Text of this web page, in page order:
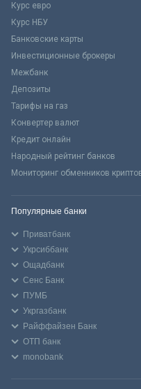
Курс евро
Курс НБУ
Банковские карты
Инвестиционные брокеры
Межбанк
Депозиты
Тарифы на газ
Конвертер валют
Кредит онлайн
Народный рейтинг банков
Мониторинг обменников
Популярные банки
Приватбанк
Укрсиббанк
Ощадбанк
Сенс Банк
ПУМБ
Укргазбанк
Райффайзен Банк
ОТП банк
monobank